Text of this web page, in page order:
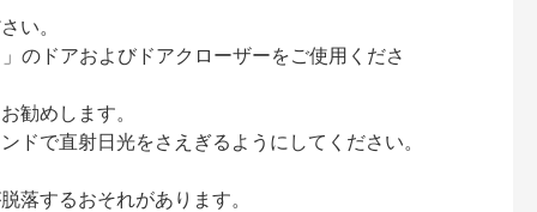
い。
のドアおよびドアクローザーをご使用くださ
勧めします。
で直射日光をさえぎるようにしてください。
するおそれがあります。